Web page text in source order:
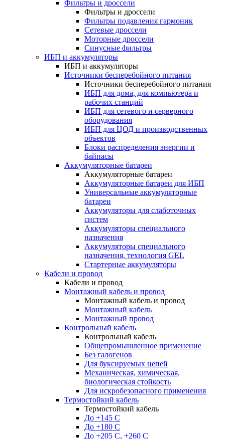
Фильтры и дроссели
Фильтры и дроссели
Фильтры подавления гармоник
Сетевые дроссели
Моторные дроссели
Синусные фильтры
ИБП и аккумуляторы
ИБП и аккумуляторы
Источники бесперебойного питания
Источники бесперебойного питания
ИБП для дома, для компьютера и
рабочих станций
ИБП для сетевого и серверного
оборудования
ИБП для ЦОД и производственных
объектов
Блоки распределения энергии и
байпасы
Аккумуляторные батареи
Аккумуляторные батареи
Аккумуляторные батареи для ИБП
Универсальные аккумуляторные
батареи
Аккумуляторы для слаботочных
систем
Аккумуляторы специального
назначения
Аккумуляторы специального
назначения, технология GEL
Стартерные аккумуляторы
Кабели и провод
Кабели и провод
Монтажный кабель и провод
Монтажный кабель и провод
Монтажный кабель
Монтажный провод
Контрольный кабель
Контрольный кабель
Общепромышленное применение
Без галогенов
Для буксируемых цепей
Механическая, химическая,
биологическая стойкость
Для искробезопасного применения
Термостойкий кабель
Термостойкий кабель
До +145 С
До +180 C
До +205 С, +260 С